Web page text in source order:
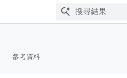
參考資料